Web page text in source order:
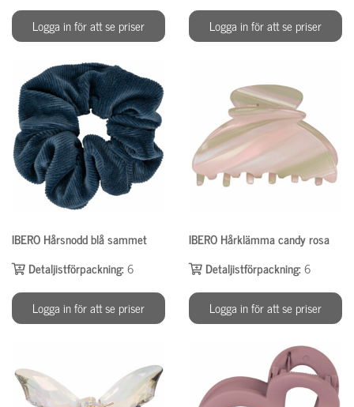
Logga in för att se priser
Logga in för att se priser
IBERO Hårsnodd blå sammet
Detaljistförpackning:6
Logga in för att se priser
IBERO Hårklämma candy rosa
Detaljistförpackning:6
Logga in för att se priser